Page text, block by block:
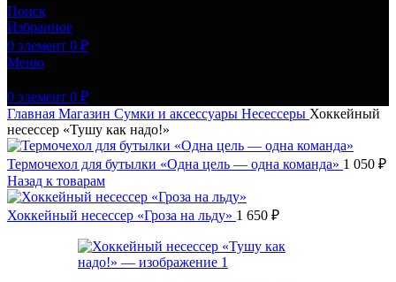
Поиск
Избранное
0 элемент 0 ₽
Меню
0 элемент 0 ₽
Главная Магазин Сумки и аксессуары Несессеры Хоккейный
несессер «Тушу как надо!»
Термочехол для бутылки «Одна цель — одна команда» 1 050 ₽
Назад к товарам
Хоккейный несессер «Гроза на льду» 1 650 ₽